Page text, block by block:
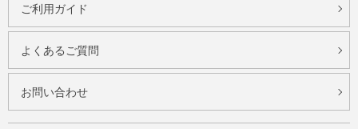
ご利用ガイド
よくあるご質問
お問い合わせ